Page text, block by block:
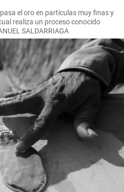
el oro en partículas muy finas y
realiza un proceso conocido
SALDARRIAGA